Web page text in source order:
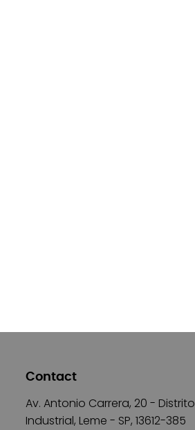
Contact
Av. Antonio Carrera, 20 - Distrito
Industrial, Leme - SP, 13612-385